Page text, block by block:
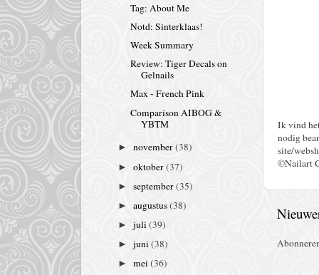
Ik vind
nodig
site/
©Nailart
Tag: About Me
Notd: Sinterklaas!
Week Summary
Review: Tiger Decals on
Gelnails
Max - French Pink
Comparison AIBOG &
YBTM
►november(38)
►oktober(37)
►september(35)
►augustus(38)
►juli(39)
►juni(38)
►mei(36)